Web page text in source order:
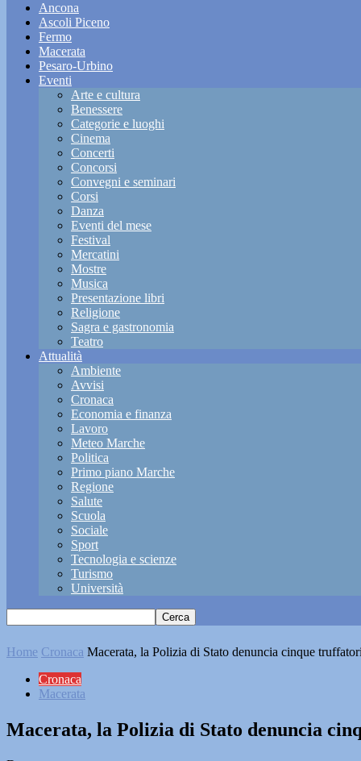
Ancona
Ascoli Piceno
Fermo
Macerata
Pesaro-Urbino
Eventi
Arte e cultura
Benessere
Categorie e luoghi
Cinema
Concerti
Concorsi
Convegni e seminari
Corsi
Danza
Eventi del mese
Festival
Mercatini
Mostre
Musica
Presentazione libri
Religione
Sagra e gastronomia
Teatro
Attualità
Ambiente
Avvisi
Cronaca
Economia e finanza
Lavoro
Meteo Marche
Politica
Primo piano Marche
Regione
Salute
Scuola
Sociale
Sport
Tecnologia e scienze
Turismo
Università
Home Cronaca Macerata, la Polizia di Stato denuncia cinque truffatori
Cronaca
Macerata
Macerata, la Polizia di Stato denuncia